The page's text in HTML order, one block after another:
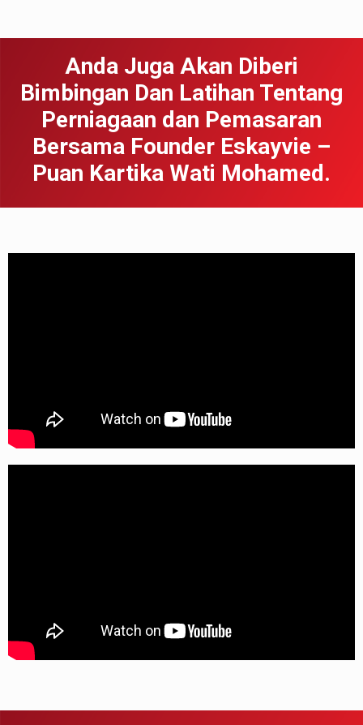
Anda Juga Akan Diberi
Bimbingan Dan Latihan Tentang
Perniagaan dan Pemasaran
Bersama Founder Eskayvie –
Puan Kartika Wati Mohamed.